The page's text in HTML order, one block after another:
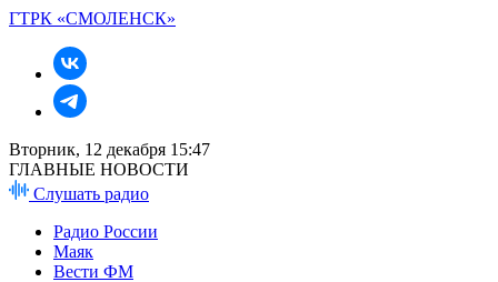
ГТРК «СМОЛЕНСК»
Вторник, 12 декабря 15:47
ГЛАВНЫЕ НОВОСТИ
Слушать радио
Радио России
Маяк
Вести ФМ